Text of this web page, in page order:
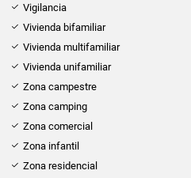
Vigilancia
Vivienda bifamiliar
Vivienda multifamiliar
Vivienda unifamiliar
Zona campestre
Zona camping
Zona comercial
Zona infantil
Zona residencial